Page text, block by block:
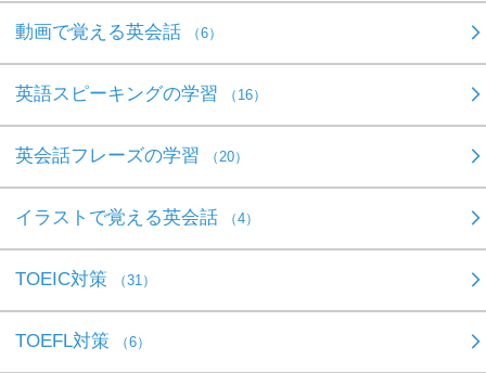
動画で覚える英会話 （6）
英語スピーキングの学習 （16）
英会話フレーズの学習 （20）
イラストで覚える英会話 （4）
TOEIC対策 （31）
TOEFL対策 （6）